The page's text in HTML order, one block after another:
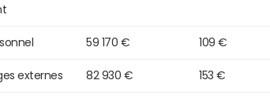
59 170 € 109 €
externes 82 930 € 153 €